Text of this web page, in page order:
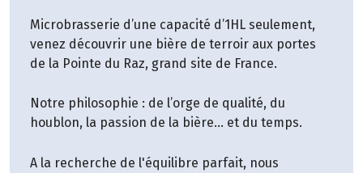
Microbrasserie d’une capacité d’1HL seulement,
venez découvrir une bière de terroir aux portes
de la Pointe du Raz, grand site de France.
Notre philosophie : de l’orge de qualité, du
houblon, la passion de la bière… et du temps.
A la recherche de l'équilibre parfait, nous